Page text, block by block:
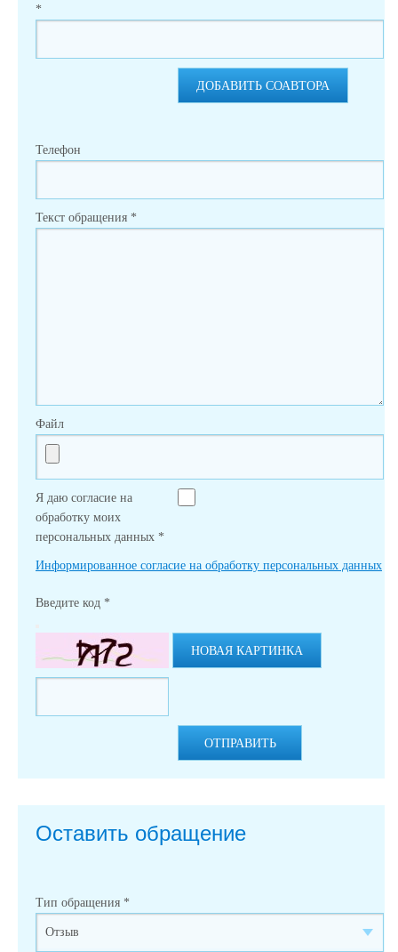
*
ДОБАВИТЬ СОАВТОРА
Телефон
Текст обращения *
Файл
Я даю согласие на
обработку моих
персональных данных *
Информированное согласие на обработку персональных данных
Введите код *
НОВАЯ КАРТИНКА
ОТПРАВИТЬ
Оставить обращение
Тип обращения *